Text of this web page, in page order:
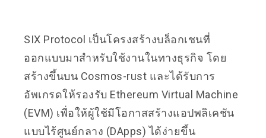
SIX Protocol เป็นโครงสร้างบล็อกเชนที่
ออกแบบมาสำหรับใช้งานในทางธุรกิจ โดย
สร้างขึ้นบน Cosmos-rust และได้รับการ
อัพเกรดให้รองรับ Ethereum Virtual Machine
(EVM) เพื่อให้ผู้ใช้มีโอกาสสร้างแอปพลิเคชัน
แบบไร้ศูนย์กลาง (DApps) ได้ง่ายขึ้น